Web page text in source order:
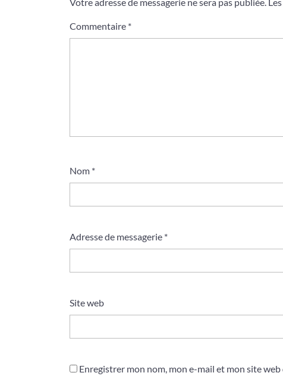
Commentaire *
Nom *
Adresse de messagerie *
Site web
Enregistrer mon nom, mon e-mail et mon site